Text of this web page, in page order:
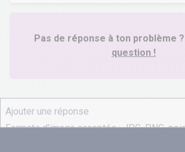
Pas de réponse à ton problème ?
question !